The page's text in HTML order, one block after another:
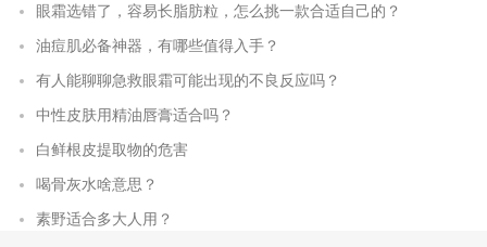
眼霜选错了，容易长脂肪粒，怎么挑一款合适自己的？
油痘肌必备神器，有哪些值得入手？
有人能聊聊急救眼霜可能出现的不良反应吗？
中性皮肤用精油唇膏适合吗？
白鲜根皮提取物的危害
喝骨灰水啥意思？
素野适合多大人用？